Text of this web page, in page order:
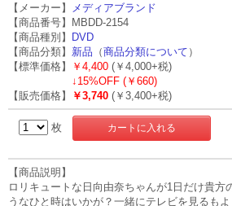
【メーカー】
メディアブランド
【商品番号】MBDD-2154
【商品種別】 DVD
【商品分類】 新品 （商品分類について ）
【標準価格】
￥4,400 (￥4,000+税)
↓ 15%OFF (￥660)
【販売価格】
￥3,740 (￥3,400+税)
枚
【商品説明】
ロリキュートな日向由奈ちゃんが1日だけ貴方
うなひと時はいかが？一緒にテレビを見るも